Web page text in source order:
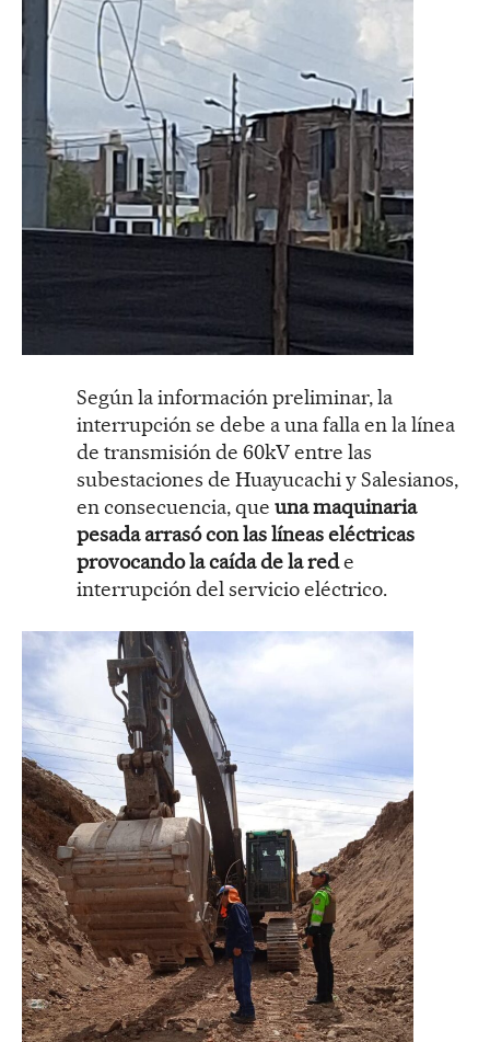
Según la información preliminar, la
interrupción se debe a una falla en la línea
de transmisión de 60kV entre las
subestaciones de Huayucachi y Salesianos,
en consecuencia, que una maquinaria
pesada arrasó con las líneas eléctricas
provocando la caída de la rede
interrupción del servicio eléctrico.